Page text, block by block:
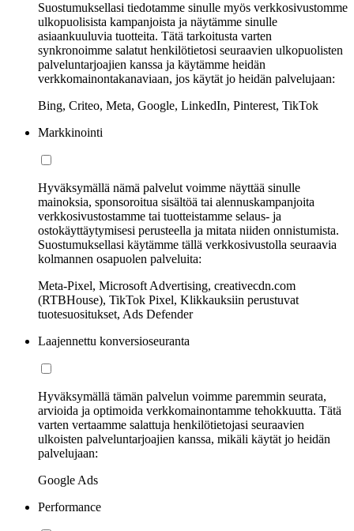
Suostumuksellasi tiedotamme sinulle myös verkkosivustomme
ulkopuolisista kampanjoista ja näytämme sinulle
asiaankuuluvia tuotteita. Tätä tarkoitusta varten
synkronoimme salatut henkilötietosi seuraavien ulkopuolisten
palveluntarjoajien kanssa ja käytämme heidän
verkkomainontakanaviaan, jos käytät jo heidän palvelujaan:
Bing, Criteo, Meta, Google, LinkedIn, Pinterest, TikTok
Markkinointi
Hyväksymällä nämä palvelut voimme näyttää sinulle
mainoksia, sponsoroitua sisältöä tai alennuskampanjoita
verkkosivustostamme tai tuotteistamme selaus- ja
ostokäyttäytymisesi perusteella ja mitata niiden onnistumista.
Suostumuksellasi käytämme tällä verkkosivustolla seuraavia
kolmannen osapuolen palveluita:
Meta-Pixel, Microsoft Advertising, creativecdn.com
(RTBHouse), TikTok Pixel, Klikkauksiin perustuvat
tuotesuositukset, Ads Defender
Laajennettu konversioseuranta
Hyväksymällä tämän palvelun voimme paremmin seurata,
arvioida ja optimoida verkkomainontamme tehokkuutta. Tätä
varten vertaamme salattuja henkilötietojasi seuraavien
ulkoisten palveluntarjoajien kanssa, mikäli käytät jo heidän
palvelujaan:
Google Ads
Performance